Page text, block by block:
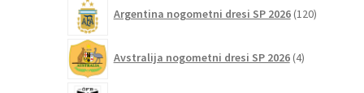
Argentina nogometni dresi SP 2026 120izdelkov
Avstralija nogometni dresi SP 2026 4izdelki